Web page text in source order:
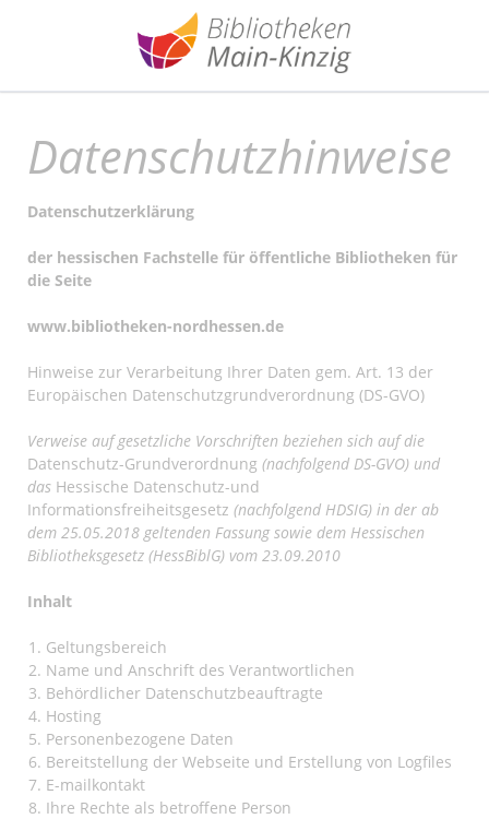
Datenschutzhinweise
Datenschutzerklärung
der hessischen Fachstelle für öffentliche Bibliotheken für
die Seite
www.bibliotheken-nordhessen.de
Hinweise zur Verarbeitung Ihrer Daten gem. Art. 13 der
Europäischen Datenschutzgrundverordnung (DS-GVO)
Verweise auf gesetzliche Vorschriften beziehen sich auf die
Datenschutz-Grundverordnung (nachfolgend DS-GVO) und
das Hessische Datenschutz-und
Informationsfreiheitsgesetz (nachfolgend HDSIG) in der ab
dem 25.05.2018 geltenden Fassung sowie dem Hessischen
Bibliotheksgesetz (HessBiblG) vom 23.09.2010
Inhalt
Geltungsbereich
Name und Anschrift des Verantwortlichen
Behördlicher Datenschutzbeauftragte
Hosting
Personenbezogene Daten
Bereitstellung der Webseite und Erstellung von Logfiles
E-mailkontakt
Ihre Rechte als betroffene Person